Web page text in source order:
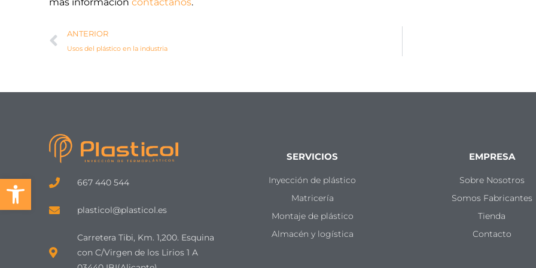
Abrir barra de herramientas
Ant
ANTERIOR
Usos del plástico en la industria
667 440 544
plasticol@plasticol.es
Carretera Tibi, Km. 1,200. Esquina
con C/Virgen de los Lirios 1 A
SERVICIOS
Inyección de plástico
Matricería
Montaje de plástico
Almacén y logística
EMPRESA
Sobre Nosotros
Somos Fabricantes
Tienda
Contacto